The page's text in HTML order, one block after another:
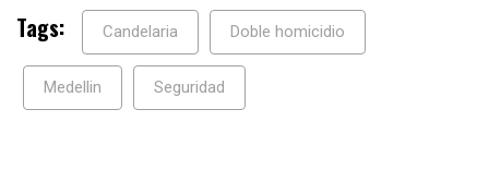
Tags: Candelaria Doble homicidio
Medellin Seguridad